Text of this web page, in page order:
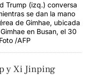
Trump (izq.) conversa
se dan la mano
de Gimhae, ubicada
en Busan, el 30
/AFP
y Xi Jinping